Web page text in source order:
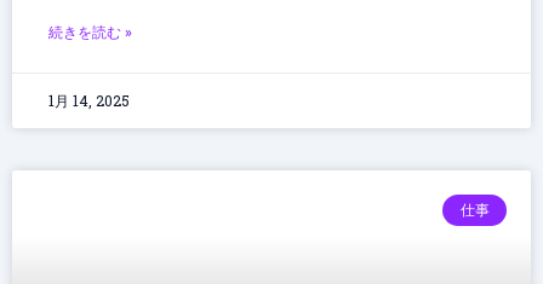
続きを読む »
1月 14, 2025
仕事